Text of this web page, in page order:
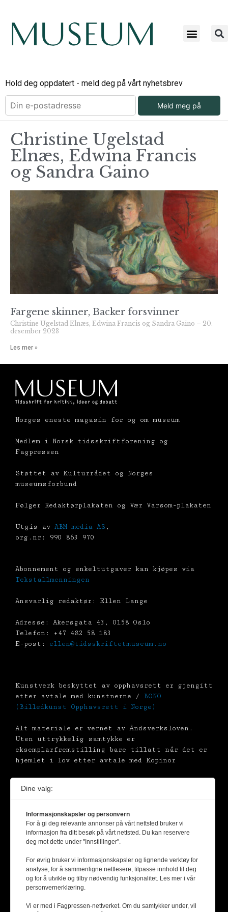
Hold deg oppdatert - meld deg på vårt nyhetsbrev
Meld meg på
Christine Ugelstad
Elnæs, Edwina Francis
og Sandra Gaino
Fargene skinner, Backer forsvinner
Christine Ugelstad Elnæs, Edwina Francis og Sandra Gaino
20.
desember 2023
Les mer »
Norges eneste magasin for og om museum
Medlem i Norsk tidsskriftforening og
Fagpressen
Støttet av Kulturrådet og Norges
museumsforbund
Følger Redaktørplakaten og Vær Varsom-plakaten
Utgis av ABM-media AS ,
org.nr: 990 863 970
Abonnement og enkeltutgaver kan kjøpes via
Tekstallmenningen
Ansvarlig redaktør: Ellen Lange
Adresse: Akersgata 43, 0158 Oslo
Telefon: +47 482 58 183
E-post: ellen@tidsskriftetmuseum.no
Kunstverk beskyttet av opphavsrett er gjengitt
etter avtale med kunstnerne / BONO
(Billedkunst Opphavsrett i Norge)
Alt materiale er vernet av Åndsverksloven.
Uten uttrykkelig samtykke er
eksemplarfremstilling bare tillatt når det er
hjemlet i lov etter avtale med Kopinor
Dine valg:
Informasjonskapsler og personvern
For å gi deg relevante annonser på vårt nettsted bruker vi
informasjon fra ditt besøk på vårt nettsted. Du kan reservere
deg mot dette under "Innstillinger".
For øvrig bruker vi informasjonskapsler og lignende verktøy for
analyse, for å sammenligne nettlesere, tilpasse innhold til deg
og for å utvikle og tilby nødvendig funksjonalitet. Les mer i vår
personvernerklæring.
Vi er med i Fagpressen-nettverket. Om du samtykker under, vil